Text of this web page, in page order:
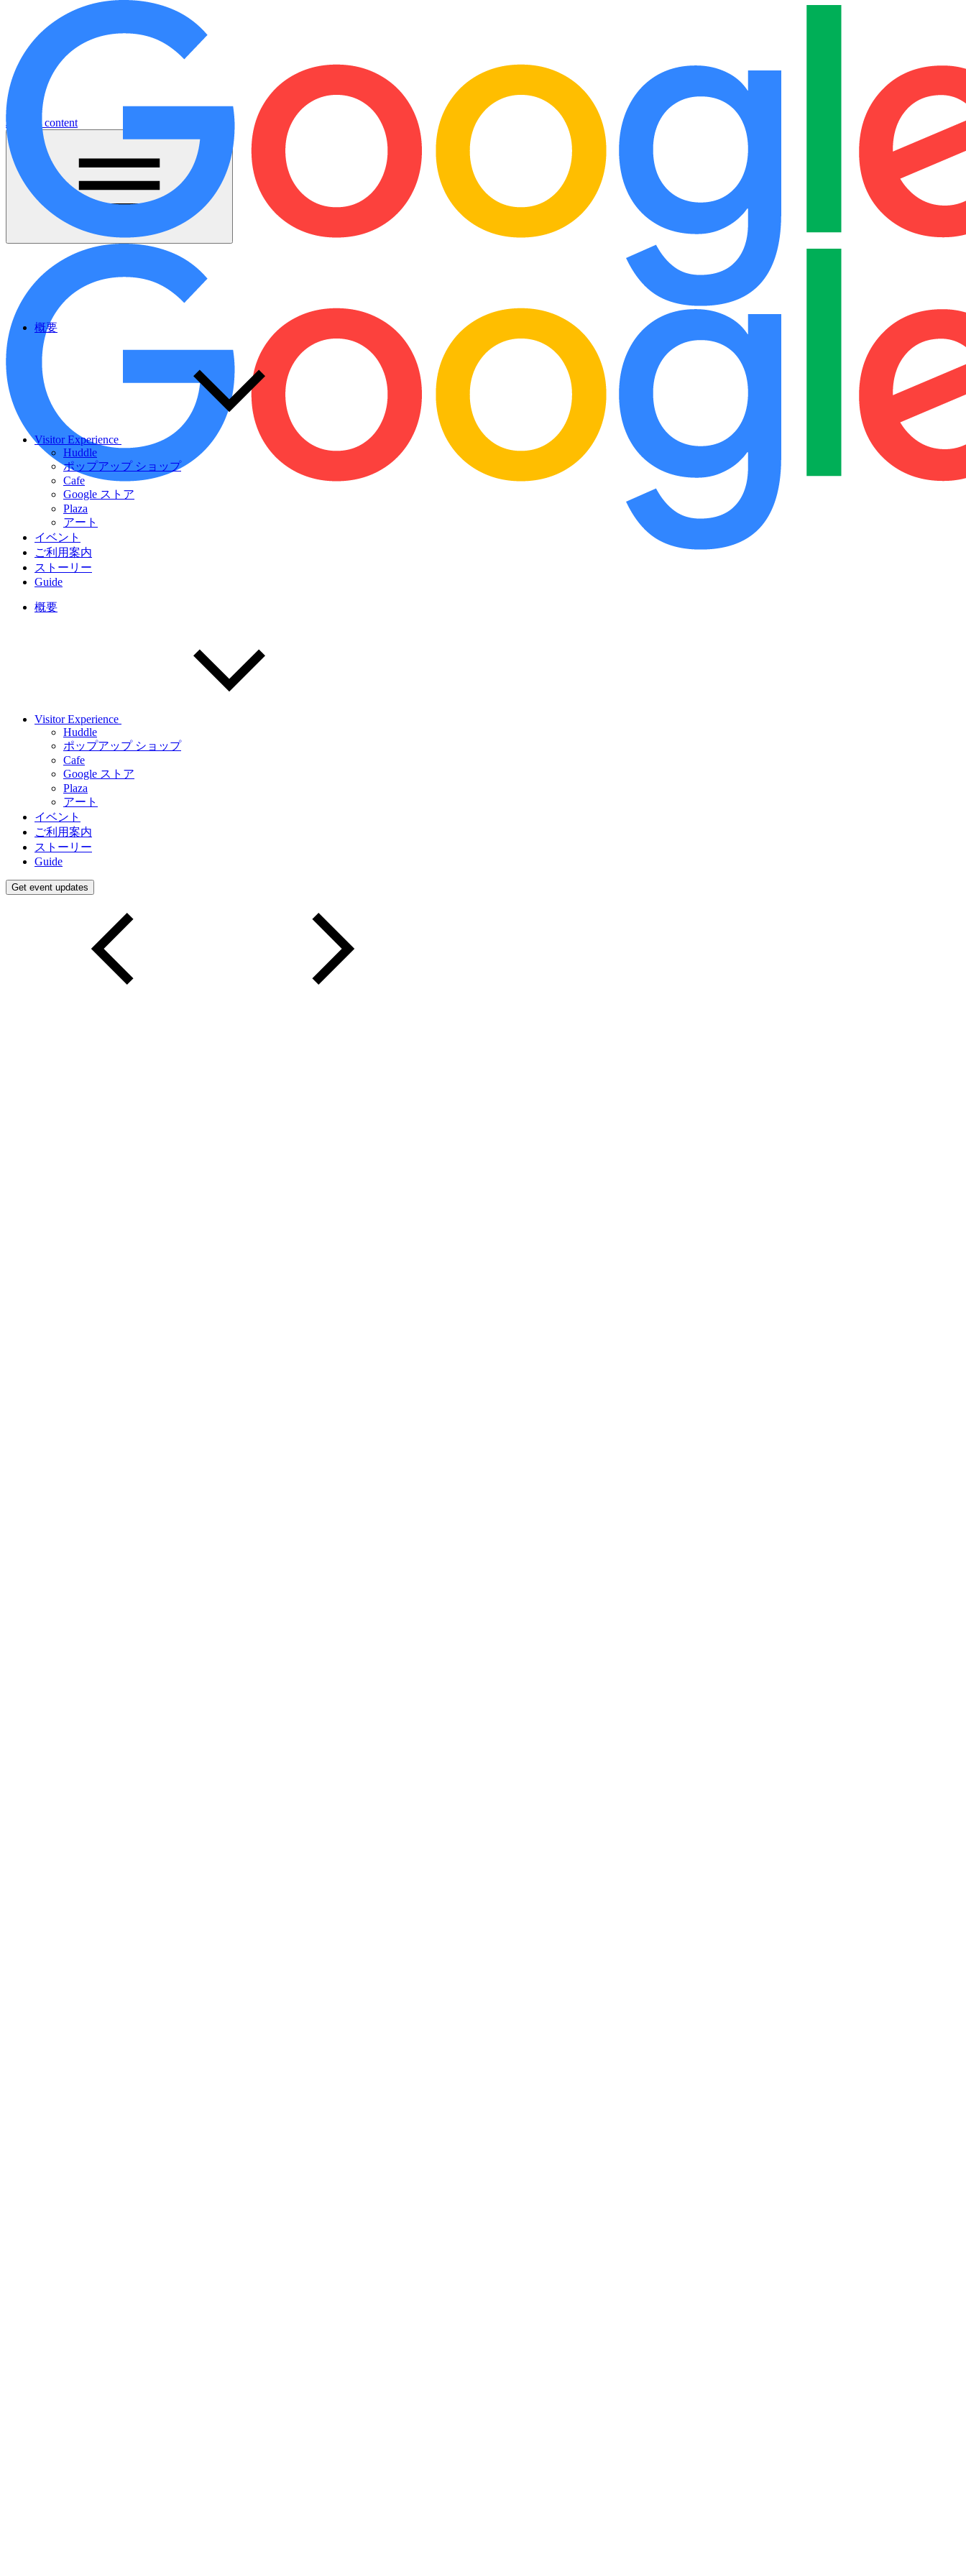
Jump to content
概要
Visitor Experience
Huddle
ポップアップ ショップ
Cafe
Google ストア
Plaza
アート
イベント
ご利用案内
ストーリー
Guide
概要
Visitor Experience
Huddle
ポップアップ ショップ
Cafe
Google ストア
Plaza
アート
イベント
ご利用案内
ストーリー
Guide
Get event updates